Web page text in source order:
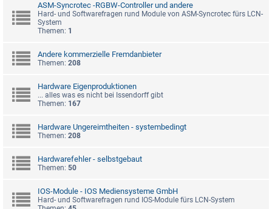
ASM-Syncrotec -RGBW-Controller und andere
Hard- und Softwarefragen rund Module von ASM-Syncrotec fürs LCN-
System
Themen: 1
Andere kommerzielle Fremdanbieter
Themen: 208
Hardware Eigenproduktionen
... alles was es nicht bei Issendorff gibt
Themen: 167
Hardware Ungereimtheiten - systembedingt
Themen: 208
Hardwarefehler - selbstgebaut
Themen: 50
IOS-Module - IOS Mediensysteme GmbH
Hard- und Softwarefragen rund IOS-Module fürs LCN-System